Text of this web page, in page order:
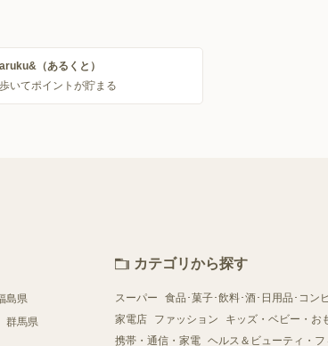
aruku&（あるくと）
歩いてポイントが貯まる
島県
群馬県
カテゴリから探す
スーパー 食品･菓子･飲料･酒･日用品･コン
家電店
ファッション キッズ・ベビー・お
携帯・通信・家電 ヘルス＆ビューティ・フ